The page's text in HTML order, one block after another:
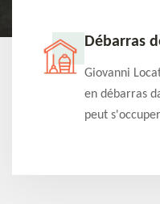
Débarras
Giovanni
en débarras
peut